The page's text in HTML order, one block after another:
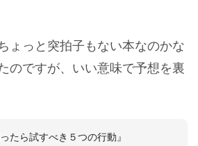
ょっと突拍子もない本なのかな
のですが、いい意味で予想を裏
たら試すべき５つの行動』